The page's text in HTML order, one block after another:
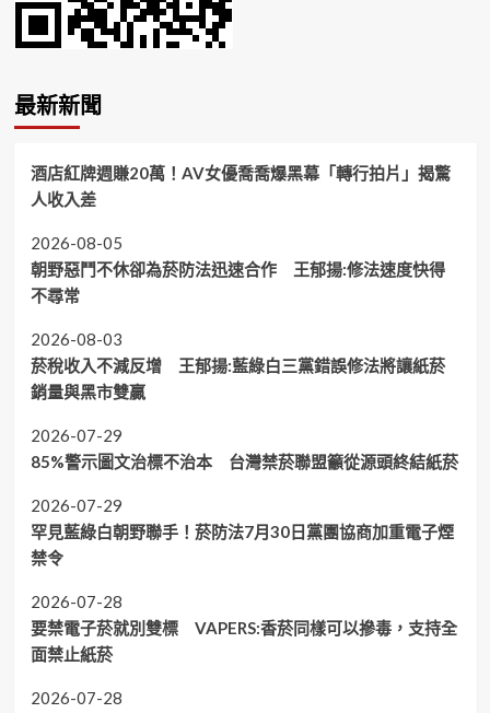
最新新聞
酒店紅牌週賺20萬！AV女優喬喬爆黑幕「轉行拍片」揭驚
人收入差
2026-08-05
朝野惡鬥不休卻為菸防法迅速合作 王郁揚:修法速度快得
不尋常
2026-08-03
菸稅收入不減反增 王郁揚:藍綠白三黨錯誤修法將讓紙菸
銷量與黑市雙贏
2026-07-29
85%警示圖文治標不治本 台灣禁菸聯盟籲從源頭終結紙菸
2026-07-29
罕見藍綠白朝野聯手！菸防法7月30日黨團協商加重電子煙
禁令
2026-07-28
要禁電子菸就別雙標 VAPERS:香菸同樣可以摻毒，支持全
面禁止紙菸
2026-07-28